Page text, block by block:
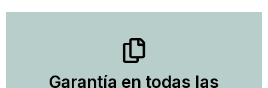
Garantía en todas las
Llamar